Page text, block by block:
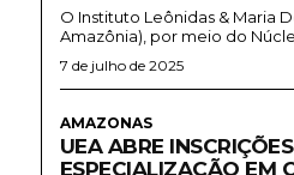
O Instituto Leônidas & Maria
Amazônia), por meio do
7 de julho de 2025
AMAZONAS
UEA ABRE
ESPECIALIZAÇÃO EM